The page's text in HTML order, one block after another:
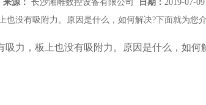
来源： 长沙湘雕数控设备有限公司 日期： 2019-07-
没有吸附力。原因是什么，如何解决?下面就为您
吸力，板上也没有吸附力。原因是什么，如何